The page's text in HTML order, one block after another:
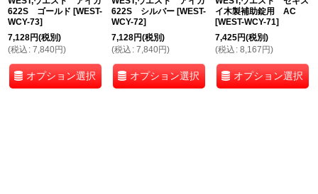
622S ゴールド [WEST-
WCY-73]
7,128円(税別)
(税込 : 7,840円)
オプション選択
622S シルバー [WEST-
WCY-72]
7,128円(税別)
(税込 : 7,840円)
オプション選択
イ木製補助錠用 AC
[WEST-WCY-71]
7,425円(税別)
(税込 : 8,167円)
オプション選択